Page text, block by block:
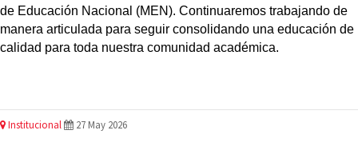
de Educación Nacional (MEN). Continuaremos trabajando de
manera articulada para seguir consolidando una educación de
calidad para toda nuestra comunidad académica.
Institucional 27 May 2026